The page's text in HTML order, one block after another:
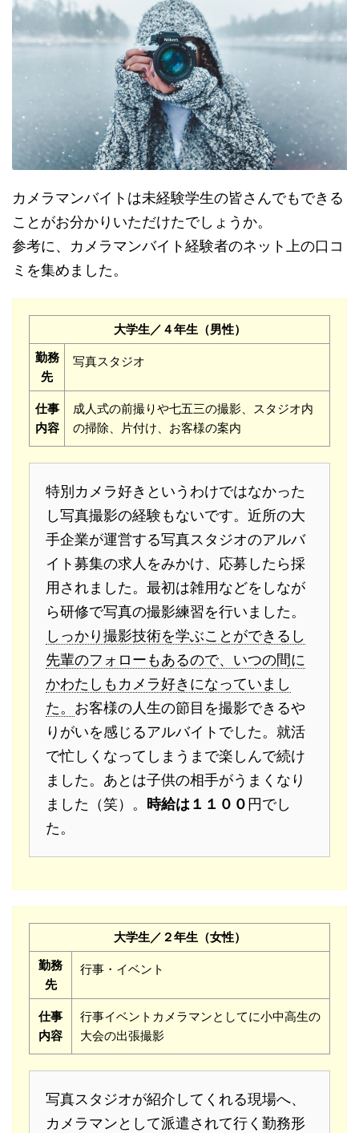
カメラマンバイトは未経験学生の皆さんでもできる
ことがお分かりいただけたでしょうか。
参考に、カメラマンバイト経験者のネット上の口コ
ミを集めました。
大学生／４年生（男性）
勤務
先
写真スタジオ
仕事
内容
成人式の前撮りや七五三の撮影、スタジオ内
の掃除、片付け、お客様の案内
特別カメラ好きというわけではなかった
し写真撮影の経験もないです。近所の大
手企業が運営する写真スタジオのアルバ
イト募集の求人をみかけ、応募したら採
用されました。最初は雑用などをしなが
ら研修で写真の撮影練習を行いました。
しっかり撮影技術を学ぶことができるし
先輩のフォローもあるので、いつの間に
かわたしもカメラ好きになっていまし
た。 お客様の人生の節目を撮影できるや
りがいを感じるアルバイトでした。就活
で忙しくなってしまうまで楽しんで続け
ました。あとは子供の相手がうまくなり
ました（笑）。 時給は１１００ 円でし
た。
大学生／２年生（女性）
勤務
先
行事・イベント
仕事
内容
行事イベントカメラマンとしてに小中高生の
大会の出張撮影
写真スタジオが紹介してくれる現場へ、
カメラマンとして派遣されて行く勤務形